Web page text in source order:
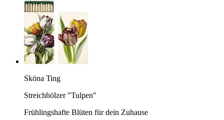
Sköna Ting
Streichhölzer "Tulpen"
Frühlingshafte Blüten für dein Zuhause